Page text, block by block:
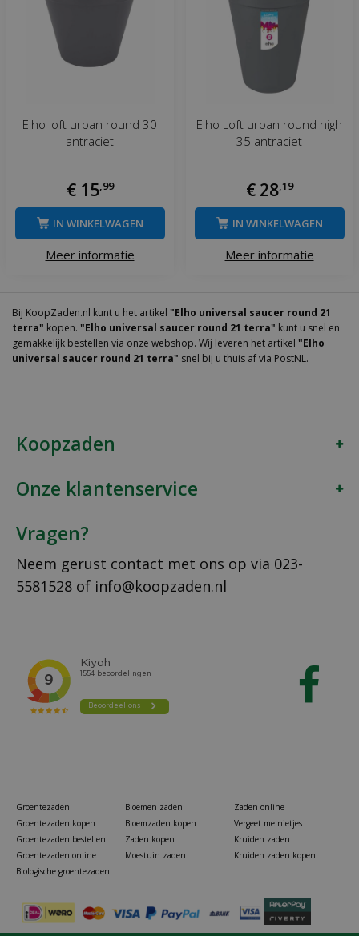
Elho loft urban round 30
antraciet
€ 15,99
Meer informatie
IN WINKELWAGEN
Elho Loft urban round high
35 antraciet
€ 28,19
Meer informatie
IN WINKELWAGEN
Bij KoopZaden.nl kunt u het artikel "Elho universal saucer round 21
terra" kopen. "Elho universal saucer round 21 terra" kunt u snel en
gemakkelijk bestellen via onze webshop. Wij leveren het artikel "Elho
universal saucer round 21 terra" snel bij u thuis af via PostNL.
Koopzaden
Onze klantenservice
Vragen?
Neem gerust contact met ons op via 023-
5581528 of info@koopzaden.nl
Groentezaden
Groentezaden kopen
Groentezaden bestellen
Groentezaden online
Biologische groentezaden
Bloemen zaden
Bloemzaden kopen
Zaden kopen
Moestuin zaden
Zaden online
Vergeet me nietjes
Kruiden zaden
Kruiden zaden kopen